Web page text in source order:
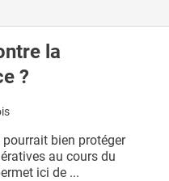
la
?
bien protéger
au cours du
ici de ...